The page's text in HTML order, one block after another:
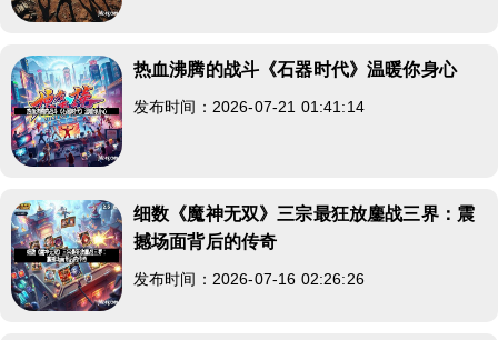
热血沸腾的战斗《石器时代》温暖你身心
发布时间：2026-07-21 01:41:14
细数《魔神无双》三宗最狂放鏖战三界：震
撼场面背后的传奇
发布时间：2026-07-16 02:26:26